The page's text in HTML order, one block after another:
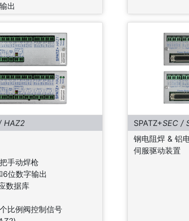
出
HAZ2
手动焊枪
6位数字输出
数据库
比例阀控制信号
SPATZ+SEC /
钢电阻焊 & 铝
伺服驱动装置